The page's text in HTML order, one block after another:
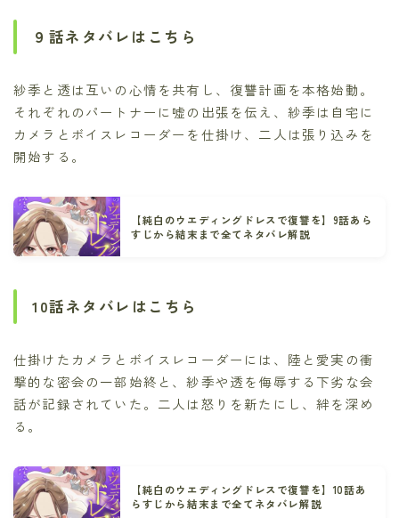
９話ネタバレはこちら
紗季と透は互いの心情を共有し、復讐計画を本格始動。
それぞれのパートナーに嘘の出張を伝え、紗季は自宅に
カメラとボイスレコーダーを仕掛け、二人は張り込みを
開始する。
【純白のウエディングドレスで復讐を】9話あら
すじから結末まで全てネタバレ解説
10話ネタバレはこちら
仕掛けたカメラとボイスレコーダーには、陸と愛実の衝
撃的な密会の一部始終と、紗季や透を侮辱する下劣な会
話が記録されていた。二人は怒りを新たにし、絆を深め
る。
【純白のウエディングドレスで復讐を】10話あ
らすじから結末まで全てネタバレ解説